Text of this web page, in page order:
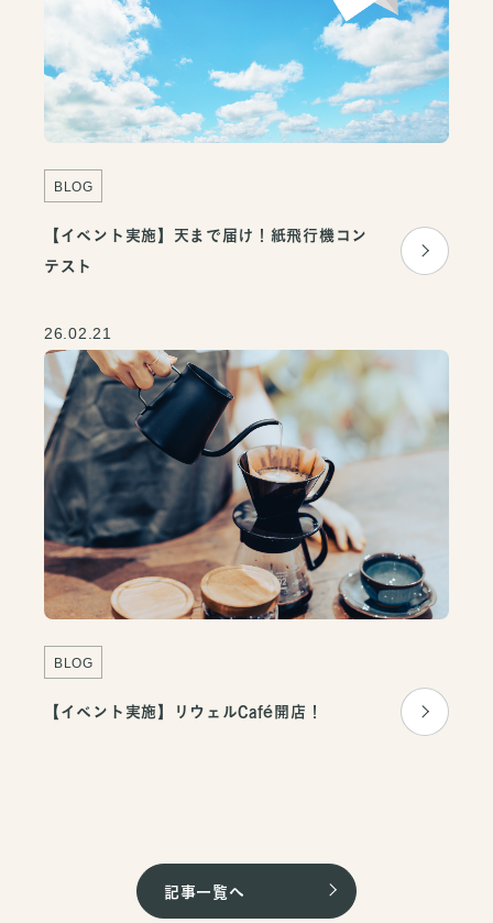
BLOG
【イベント実施】天まで届け！紙飛行機コン
テスト
26.02.21
BLOG
【イベント実施】リウェルCafé開店！
記事一覧へ